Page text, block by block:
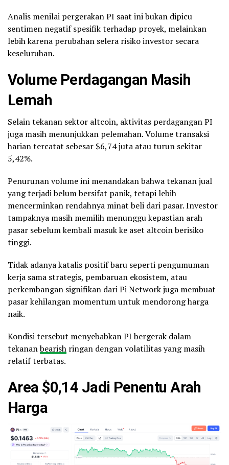
Analis menilai pergerakan PI saat ini bukan dipicu
sentimen negatif spesifik terhadap proyek, melainkan
lebih karena perubahan selera risiko investor secara
keseluruhan.
Volume Perdagangan Masih
Lemah
Selain tekanan sektor altcoin, aktivitas perdagangan PI
juga masih menunjukkan pelemahan. Volume transaksi
harian tercatat sebesar $6,74 juta atau turun sekitar
5,42%.
Penurunan volume ini menandakan bahwa tekanan jual
yang terjadi belum bersifat panik, tetapi lebih
mencerminkan rendahnya minat beli dari pasar. Investor
tampaknya masih memilih menunggu kepastian arah
pasar sebelum kembali masuk ke aset altcoin berisiko
tinggi.
Tidak adanya katalis positif baru seperti pengumuman
kerja sama strategis, pembaruan ekosistem, atau
perkembangan signifikan dari Pi Network juga membuat
pasar kehilangan momentum untuk mendorong harga
naik.
Kondisi tersebut menyebabkan PI bergerak dalam
tekananbearish ringan dengan volatilitas yang masih
relatif terbatas.
Area $0,14 Jadi Penentu Arah
Harga